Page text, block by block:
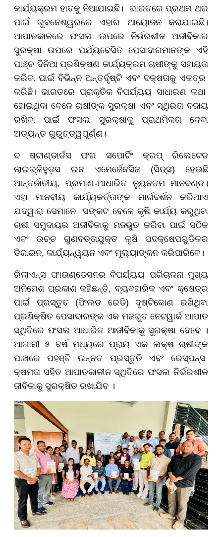
କାର୍ଯ୍ୟକ୍ରମ ହାତକୁ ନିଆଯାଇଛି। ଭାରତରେ ପ୍ରଥମ ଥର
ପାଇଁ ଭୁବନେଶ୍ୱରରେ ଏହାର ଆୟୋଜନ କରାଯାଇଛି।
ଆପାତକାଳରେ ଫସଲ ଉପରେ ନିର୍ଭରଶୀଳ ଅଜୀବିକାର
ସୁରକ୍ଷା ଉପରେ ପର୍ଯ୍ୟବେସିତ ପେସାଦାରମାନଙ୍କ ଏହି
ପାଞ୍ଚ ଦିନିଆ ପ୍ରଶିକ୍ଷଣ କାର୍ଯ୍ୟକ୍ରମ ଚାଷୀଙ୍କୁ ସହାୟତା
କରିବା ପାଇଁ ବିଭିନ୍ନ ଅନ୍ତର୍ଦୃଷ୍ଟି ଏବଂ ଦକ୍ଷତାକୁ ଏକତ୍ର
କରିଛି। ଭାରତରେ ପ୍ରାକୃତିକ ବିପର୍ଯ୍ୟୟ ସାଧାରଣ କଥା
ହୋଇଥିବା ବେଳେ ଚାଷୀଙ୍କ ସୁରକ୍ଷା ଏବଂ ସ୍ଥିରତା ବଜାୟ
ରଖିବା ପାଇଁ ଫସଲ ସୁରକ୍ଷାକୁ ପ୍ରାଥମିକତା ଦେବା
ଅତ୍ୟନ୍ତ ଗୁରୁତ୍ତ୍ୱପୂର୍ଣ୍ଣ।
ଦ ଷ୍ଟାଣ୍ଡାର୍ଡସ ଫର ସପୋର୍ଟିଂ କ୍ରପ୍ ରିଲେଟେଡ
ଲାଇଭ୍ଳିହୁଡ଼ସ ଇନ ଏମେର୍ଜେନସିଜ (ସିଡ୍ସ) ହେଉଛି
ଆନ୍ତର୍ଜାତୀୟ, ପ୍ରମାଣ-ଆଧାରିତ ନ୍ୟୁନତମ ମାନଦଣ୍ଡ।
ଏହା ମାନବୀୟ କାର୍ଯ୍ୟକର୍ତ୍ତାଙ୍କ ମାର୍ଗଦର୍ଶନ କରିଥାଏ
ଯଦ୍ୱାରା ସେମାନେ ସଙ୍କଟ ବେଳେ କୃଷି କାର୍ଯ୍ୟ କରୁଥିବା
ଚାଷୀ ସମୁଦାୟର ଅଜୀବିକାକୁ ମଜଭୁତ କରିବା ପାଇଁ ସଠିକ
ଏବଂ ଉଚ୍ଚ ଗୁଣବତ୍ତାଯୁକ୍ତ କୃଷି ପଦକ୍ଷେପଗୁଡିକର
ଡିଜାଇନ, କାର୍ଯ୍ୟନ୍ୱୟନ ଏବଂ ମୂଲ୍ୟାଙ୍କନ କରିପାରିବେ।
ରିଲାଏନ୍ସ ଫାଉଣ୍ଡେସନର ବିପର୍ଯ୍ୟୟ ପରିଚାଳନା ମୁଖ୍ୟ
ଅନିମେଶ ପ୍ରକାଶ କହିଛନ୍ତି, ବ୍ୟବହାରିକ ଏବଂ କ୍ଷେତ୍ର
ପାଇଁ ପ୍ରସ୍ତୁତ (ଫିଲଡ ରେଡି) ଦୃଷ୍ଟିକୋଣ ରଖିଥିବା
ପ୍ରଶିକ୍ଷିତ ପେସାଦାରଙ୍କ ଏକ ମଜଭୁତ ନେଟୱାର୍କ ଆପାତ
ସ୍ଥିତିରେ ଫସଲ ଆଧାରିତ ଆଜୀବିକାକୁ ସୁରକ୍ଷା ଦେବେ ।
ଆଗାମୀ ୫ ବର୍ଷ ମଧ୍ୟରେ ପ୍ରାୟ ଏକ ଲକ୍ଷ ଚାଷୀଙ୍କ
ପାଖରେ ପହଞ୍ଚି ଉନ୍ନତ ପ୍ରସ୍ତୁତି ଏବଂ ରେସ୍ପନ୍ସ
କ୍ଷମତା ସହିତ ଆପାତକାଳୀନ ସ୍ଥିତିରେ ଫସଲ ନିର୍ଭରଶୀଳ
ଜୀବିକାକୁ ସୁରକ୍ଷିତ ରଖାଯିବ ।